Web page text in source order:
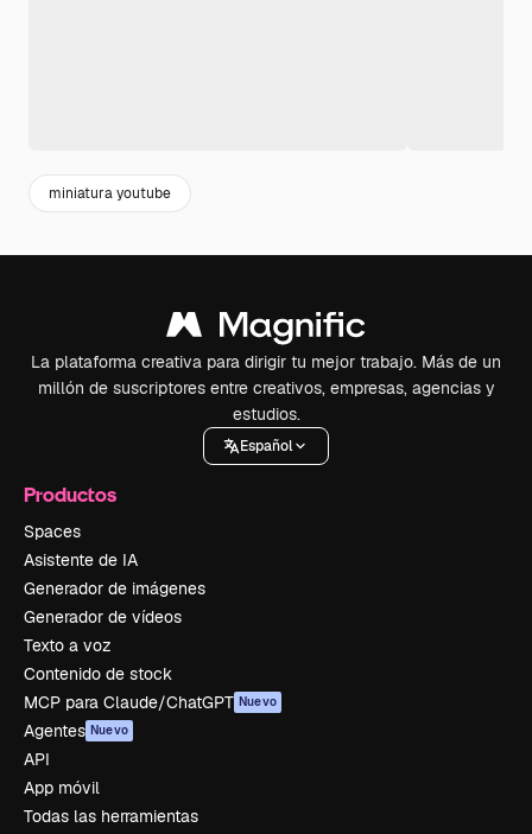
miniatura youtube
La plataforma creativa para dirigir tu mejor trabajo. Más de un
millón de suscriptores entre creativos, empresas, agencias y
estudios.
Español
Productos
Spaces
Asistente de IA
Generador de imágenes
Generador de vídeos
Texto a voz
Contenido de stock
MCP para Claude/ChatGPT Nuevo
Agentes Nuevo
API
App móvil
Todas las herramientas